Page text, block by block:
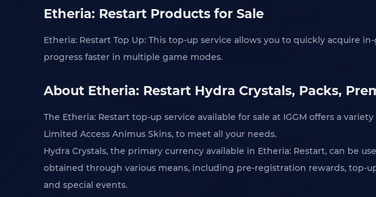
Etheria: Restart Products for Sale
Etheria: Restart Top Up: This top-up service allows you to quickly acquire
progress faster in multiple game modes.
About Etheria: Restart Hydra Crystals, Packs,
The Etheria: Restart top-up service available for sale at IGGM offers a
Limited Access Animus Skins, to meet all your needs.
Hydra Crystals, the primary currency available in Etheria: Restart, can be
obtained through various means, including pre-registration rewards, top-
and special events.